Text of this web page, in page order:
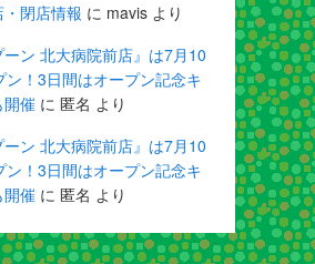
閉店情報 に mavis より
ーン 北大病院前店』は7月10
ン！3日間はオープン記念キ
開催 に 匿名 より
ーン 北大病院前店』は7月10
ン！3日間はオープン記念キ
開催 に 匿名 より